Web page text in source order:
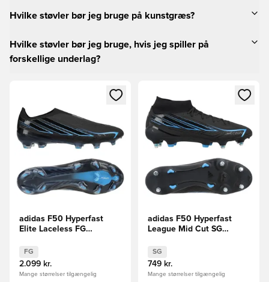
Hvilke støvler bør jeg bruge på kunstgræs?
Hvilke støvler bør jeg bruge, hvis jeg spiller på
forskellige underlag?
Åbner en Modal til at logge ind eller tilmelde dig som
adidas F50 Hyperfast
Elite Laceless FG
FG
2.099 kr.
Mange størrelser tilgængelig
Åbner en Modal til at logge
adidas F50 Hyperfast
League Mid Cut SG
SG
749 kr.
Mange størrelser tilgængelig